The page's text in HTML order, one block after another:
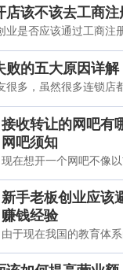
业，产品次要是只售5毛
店该不该去工商注
业是否应该通过工商注
。想通过网上开店赚
败的五大原因详解
很多，虽然很多连锁店
习投资加盟的赚钱方法
接收转让的网吧有
网吧须知
现在想开一个网吧不像以
果我们对开网吧有一定
网吧赚钱，在开网吧办
下，我们也许会去
新手老板创业应
赚钱经验
由于现在我国的教育体系
满足于打工就业等方式